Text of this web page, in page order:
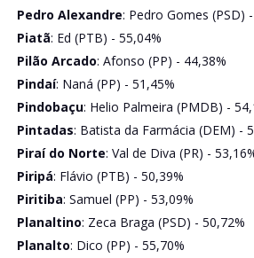
Pedro Alexandre: Pedro Gomes (PSD)
Piatã: Ed (PTB) - 55,04%
Pilão Arcado: Afonso (PP) - 44,38%
Pindaí: Naná (PP) - 51,45%
Pindobaçu: Helio Palmeira (PMDB) -
Pintadas: Batista da Farmácia (DEM) -
Piraí do Norte: Val de Diva (PR) -
Piripá: Flávio (PTB) - 50,39%
Piritiba: Samuel (PP) - 53,09%
Planaltino: Zeca Braga (PSD) - 50,72%
Planalto: Dico (PP) - 55,70%